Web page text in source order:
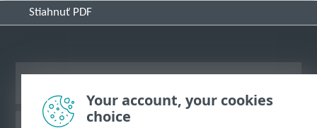
Stiahnuť PDF
Your account, your cookies
choice